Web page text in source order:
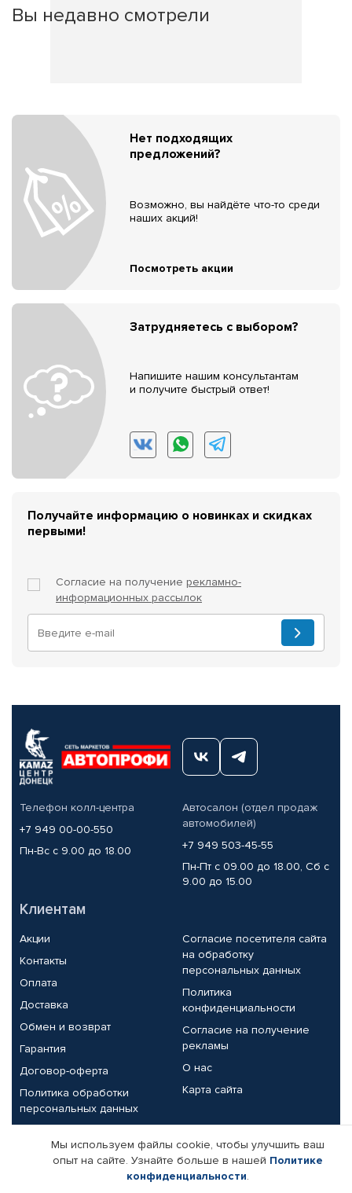
Вы недавно смотрели
Нет подходящих
предложений?
Возможно, вы найдёте что-то среди
наших акций!
Посмотреть акции
Затрудняетесь с выбором?
Напишите нашим консультантам
и получите быстрый ответ!
Получайте информацию о новинках и скидках
первыми!
Согласие на получение рекламно-
информационных рассылок
Телефон колл-центра
+7 949 00-00-550
Пн-Вс с 9.00 до 18.00
Автосалон (отдел продаж
автомобилей)
+7 949 503-45-55
Пн-Пт с 09.00 до 18.00, Сб с
9.00 до 15.00
Клиентам
Акции
Контакты
Оплата
Доставка
Обмен и возврат
Гарантия
Договор-оферта
Политика обработки
персональных данных
Согласие посетителя сайта
на обработку
персональных данных
Политика
конфиденциальности
Согласие на получение
рекламы
О нас
Карта сайта
Партнерам
Корпоративным клиентам
Реквизиты компании
Мы используем файлы cookie, чтобы улучшить ваш
опыт на сайте. Узнайте больше в нашей Политике
конфиденциальности.